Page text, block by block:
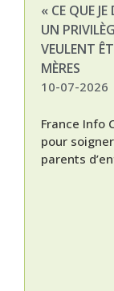
« CE QUE
UN
VEULENT
MÈRES
10-07-2026
France Info
pour
parents